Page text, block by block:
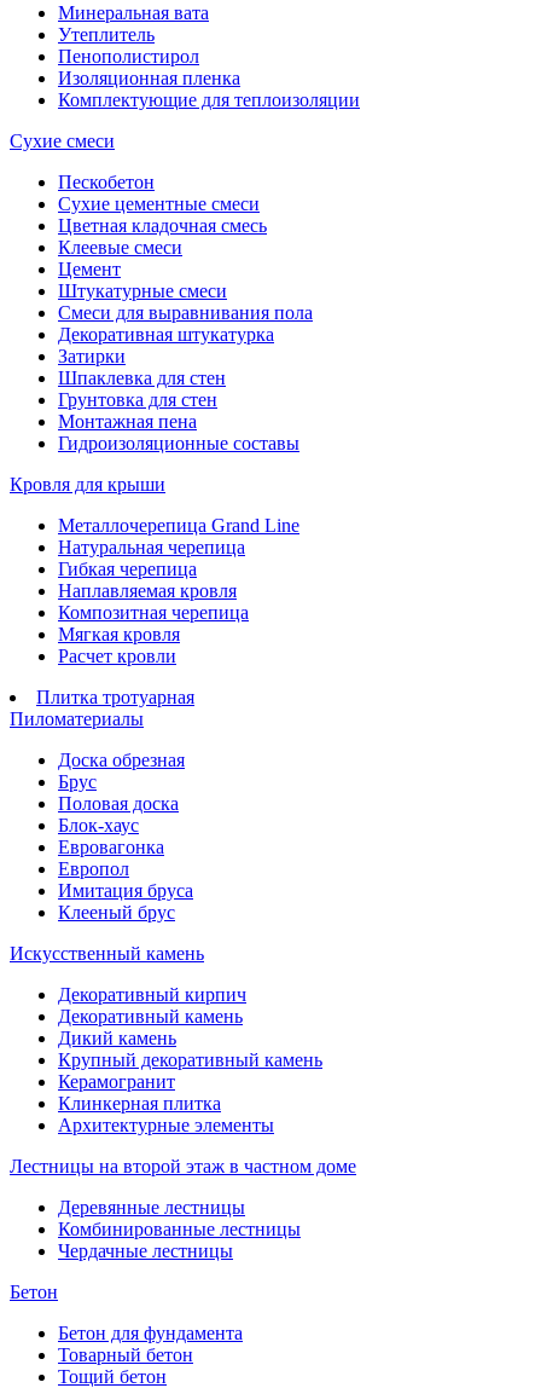
Минеральная вата
Утеплитель
Пенополистирол
Изоляционная пленка
Комплектующие для теплоизоляции
Сухие смеси
Пескобетон
Сухие цементные смеси
Цветная кладочная смесь
Клеевые смеси
Цемент
Штукатурные смеси
Смеси для выравнивания пола
Декоративная штукатурка
Затирки
Шпаклевка для стен
Грунтовка для стен
Монтажная пена
Гидроизоляционные составы
Кровля для крыши
Металлочерепица Grand Line
Натуральная черепица
Гибкая черепица
Наплавляемая кровля
Композитная черепица
Мягкая кровля
Расчет кровли
Плитка тротуарная
Пиломатериалы
Доска обрезная
Брус
Половая доска
Блок-хаус
Евровагонка
Европол
Имитация бруса
Клееный брус
Искусственный камень
Декоративный кирпич
Декоративный камень
Дикий камень
Крупный декоративный камень
Керамогранит
Клинкерная плитка
Архитектурные элементы
Лестницы на второй этаж в частном доме
Деревянные лестницы
Комбинированные лестницы
Чердачные лестницы
Бетон
Бетон для фундамента
Товарный бетон
Тощий бетон